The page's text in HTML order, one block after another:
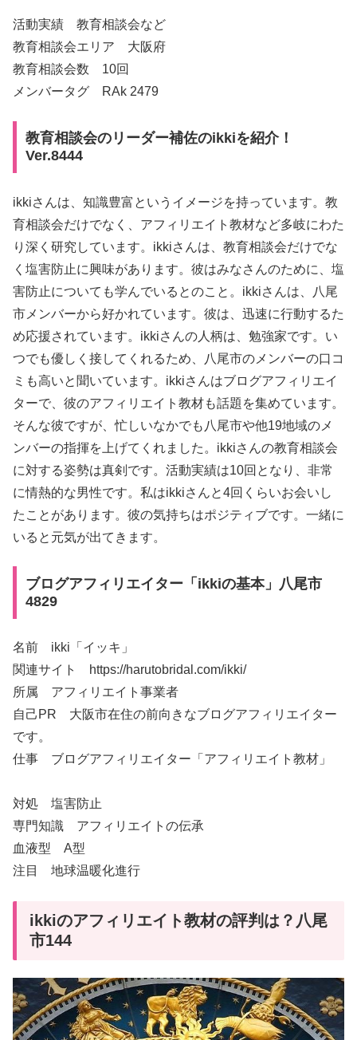
活動実績 教育相談会など
教育相談会エリア 大阪府
教育相談会数 10回
メンバータグ RAk 2479
教育相談会のリーダー補佐のikkiを紹介！
Ver.8444
ikkiさんは、知識豊富というイメージを持っています。教
育相談会だけでなく、アフィリエイト教材など多岐にわた
り深く研究しています。ikkiさんは、教育相談会だけでな
く塩害防止に興味があります。彼はみなさんのために、塩
害防止についても学んでいるとのこと。ikkiさんは、八尾
市メンバーから好かれています。彼は、迅速に行動するた
め応援されています。ikkiさんの人柄は、勉強家です。い
つでも優しく接してくれるため、八尾市のメンバーの口コ
ミも高いと聞いています。ikkiさんはブログアフィリエイ
ターで、彼のアフィリエイト教材も話題を集めています。
そんな彼ですが、忙しいなかでも八尾市や他19地域のメ
ンバーの指揮を上げてくれました。ikkiさんの教育相談会
に対する姿勢は真剣です。活動実績は10回となり、非常
に情熱的な男性です。私はikkiさんと4回くらいお会いし
たことがあります。彼の気持ちはポジティブです。一緒に
いると元気が出てきます。
ブログアフィリエイター「ikkiの基本」八尾市
4829
名前 ikki「イッキ」
関連サイト https://harutobridal.com/ikki/
所属 アフィリエイト事業者
自己PR 大阪市在住の前向きなブログアフィリエイター
です。
仕事 ブログアフィリエイター「アフィリエイト教材」
対処 塩害防止
専門知識 アフィリエイトの伝承
血液型 A型
注目 地球温暖化進行
ikkiのアフィリエイト教材の評判は？八尾
市144